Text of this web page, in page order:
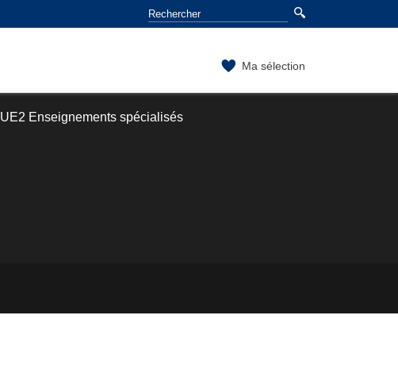
Ma sélection
UE2 Enseignements spécialisés